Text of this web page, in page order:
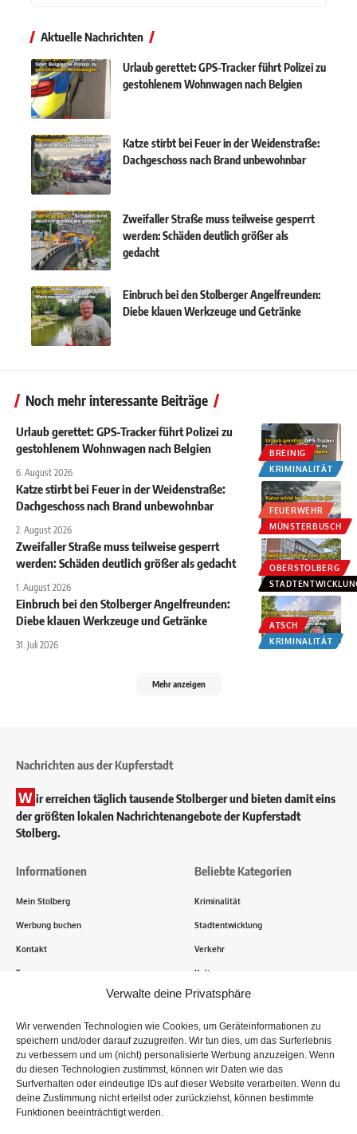
Verwalte deine Privatsphäre
Wir verwenden Technologien wie Cookies, um Geräteinformationen zu
speichern und/oder darauf zuzugreifen. Wir tun dies, um das Surferlebnis
zu verbessern und um (nicht) personalisierte Werbung anzuzeigen. Wenn
du diesen Technologien zustimmst, können wir Daten wie das
Surfverhalten oder eindeutige IDs auf dieser Website verarbeiten. Wenn du
deine Zustimmung nicht erteilst oder zurückziehst, können bestimmte
Funktionen beeinträchtigt werden.
Aktuelle Nachrichten
Urlaub gerettet: GPS-Tracker führt Polizei zu
gestohlenem Wohnwagen nach Belgien
Katze stirbt bei Feuer in der Weidenstraße:
Dachgeschoss nach Brand unbewohnbar
Zweifaller Straße muss teilweise gesperrt
werden: Schäden deutlich größer als
gedacht
Einbruch bei den Stolberger Angelfreunden:
Diebe klauen Werkzeuge und Getränke
Noch mehr interessante Beiträge
BREINIG
KRIMINALITÄT
Urlaub gerettet: GPS-Tracker führt Polizei zu
gestohlenem Wohnwagen nach Belgien
6. August 2026
FEUERWEHR
MÜNSTERBUSCH
Katze stirbt bei Feuer in der Weidenstraße:
Dachgeschoss nach Brand unbewohnbar
2. August 2026
OBERSTOLBERG
Zweifaller Straße muss teilweise gesperrt
werden: Schäden deutlich größer als gedacht
1. August 2026
ATSCH
KRIMINALITÄT
Einbruch bei den Stolberger Angelfreunden:
Diebe klauen Werkzeuge und Getränke
31. Juli 2026
Mehr anzeigen
Nachrichten aus der Kupferstadt
W ir erreichen täglich tausende Stolberger und bieten damit eins
der größten lokalen Nachrichtenangebote der Kupferstadt
Stolberg.
Informationen
Mein Stolberg
Werbung buchen
Kontakt
Transparenz
Beliebte Kategorien
Kriminalität
Stadtentwicklung
Verkehr
Kultur
Tausende Stolberger sind bereits dabei! Du sendest uns
Informationen, Bilder und Erlebnisse aus der Kupferstadt – Wir
recherchieren, sammeln Informationen und berichten!